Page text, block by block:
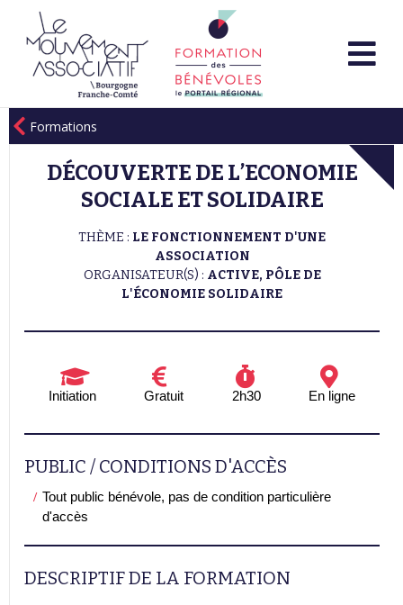
Formations
DÉCOUVERTE DE L’ECONOMIE
SOCIALE ET SOLIDAIRE
THÈME : LE FONCTIONNEMENT D'UNE
ASSOCIATION
ORGANISATEUR(S) : ACTIVE, PÔLE DE
L'ÉCONOMIE SOLIDAIRE
Initiation Gratuit 2h30 En ligne
PUBLIC / CONDITIONS D'ACCÈS
Tout public bénévole, pas de condition particulière
d'accès
DESCRIPTIF DE LA FORMATION